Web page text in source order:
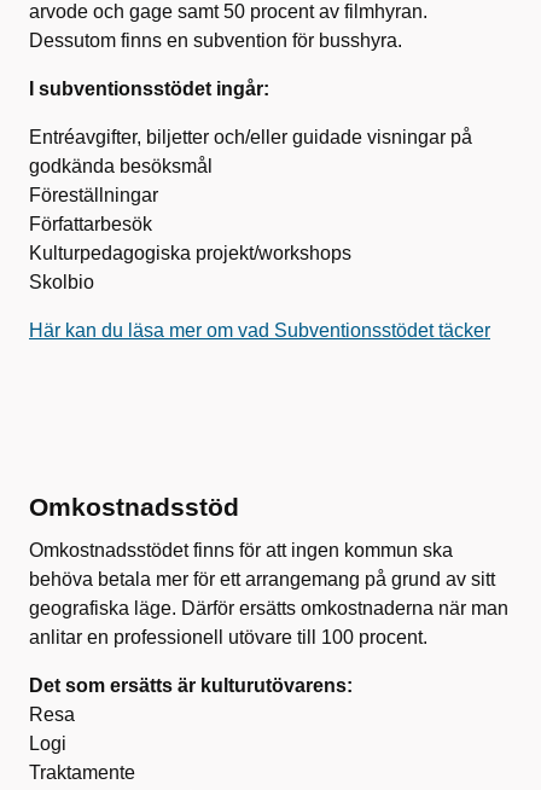
arvode och gage samt 50 procent av filmhyran.
Dessutom finns en subvention för busshyra.
I subventionsstödet ingår:
Entréavgifter, biljetter och/eller guidade visningar på
godkända besöksmål
Föreställningar
Författarbesök
Kulturpedagogiska projekt/workshops
Skolbio
Här kan du läsa mer om vad Subventionsstödet täcker
Omkostnadsstöd
Omkostnadsstödet finns för att ingen kommun ska
behöva betala mer för ett arrangemang på grund av sitt
geografiska läge. Därför ersätts omkostnaderna när man
anlitar en professionell utövare till 100 procent.
Det som ersätts är kulturutövarens:
Resa
Logi
Traktamente